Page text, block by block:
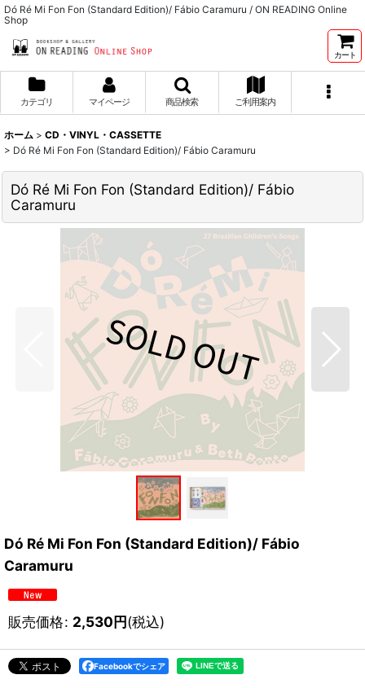
Dó Ré Mi Fon Fon (Standard Edition)/ Fábio Caramuru / ON READING Online
Shop
カート
カテゴリ マイページ 商品検索 ご利用案内
ホーム > CD・VINYL・CASSETTE
> Dó Ré Mi Fon Fon (Standard Edition)/ Fábio Caramuru
Dó Ré Mi Fon Fon (Standard Edition)/ Fábio
Caramuru
Dó Ré Mi Fon Fon (Standard Edition)/ Fábio
Caramuru
販売価格: 2,530円(税込)
Facebookでシェア